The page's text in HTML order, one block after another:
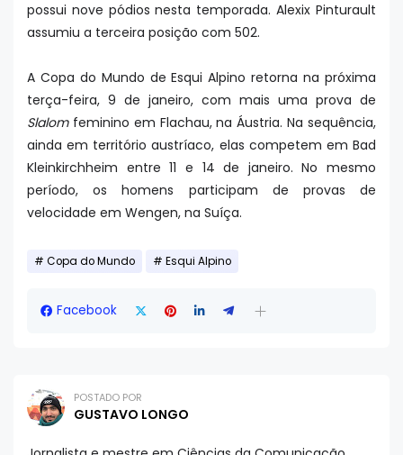
possui nove pódios nesta temporada. Alexix Pinturault
assumiu a terceira posição com 502.
A Copa do Mundo de Esqui Alpino retorna na próxima
terça-feira, 9 de janeiro, com mais uma prova de
Slalom feminino em Flachau, na Áustria. Na sequência,
ainda em território austríaco, elas competem em Bad
Kleinkirchheim entre 11 e 14 de janeiro. No mesmo
período, os homens participam de provas de
velocidade em Wengen, na Suíça.
Copa do Mundo Esqui Alpino
Facebook
POSTADO POR
GUSTAVO LONGO